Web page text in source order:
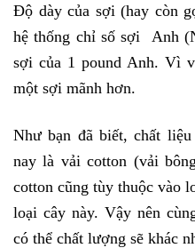
Độ dày của sợi (hay còn
hệ thống chỉ số sợi Anh
sợi của 1 pound Anh. Vì
một sợi mãnh hơn.
Như bạn đã biết, chất
nay là vải cotton (vải
cotton cũng tùy thuộc vào
loại cây này. Vậy nên
có thể chất lượng sẽ khác